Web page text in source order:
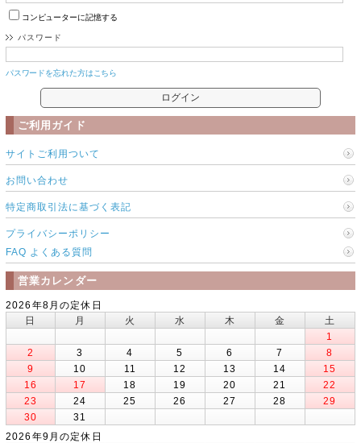
コンピューターに記憶する
パスワード
パスワードを忘れた方はこちら
ご利用ガイド
サイトご利用ついて
お問い合わせ
特定商取引法に基づく表記
プライバシーポリシー
FAQ よくある質問
営業カレンダー
2026年8月の定休日
日
月 火 水 木 金
土
1
2
3 4 5 6 7
8
9
10 11 12 13 14
15
16
17 18 19 20 21
22
23
24 25 26 27 28
29
30
31
2026年9月の定休日